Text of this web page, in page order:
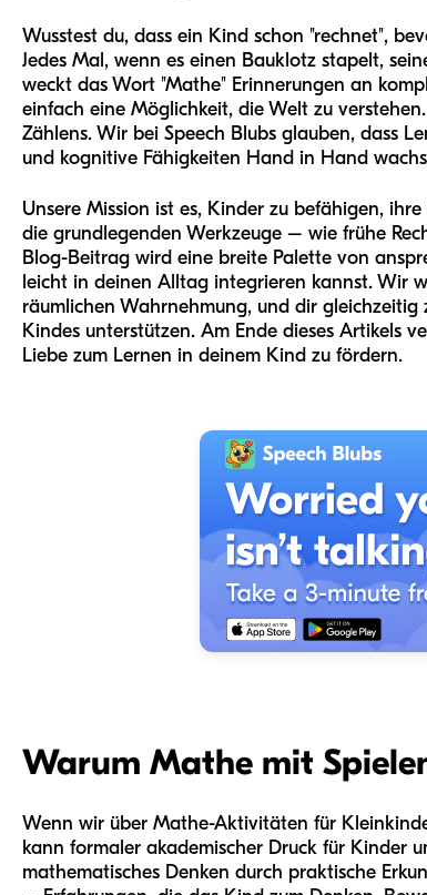
Wusstest du, dass ein Kind schon "rechnet",
Jedes Mal, wenn es einen Bauklotz stapelt,
weckt das Wort "Mathe" Erinnerungen an
einfach eine Möglichkeit, die Welt zu
Zählens. Wir bei Speech Blubs glauben, dass
und kognitive Fähigkeiten Hand in Hand
Unsere Mission ist es, Kinder zu befähigen,
die grundlegenden Werkzeuge – wie frühe
Blog-Beitrag wird eine breite Palette von
leicht in deinen Alltag integrieren kannst. Wir
räumlichen Wahrnehmung, und dir
Kindes unterstützen. Am Ende dieses Artikels
Liebe zum Lernen in deinem Kind zu fördern.
Warum Mathe mit
Wenn wir über Mathe-Aktivitäten für
kann formaler akademischer Druck für Kinder
mathematisches Denken durch praktische